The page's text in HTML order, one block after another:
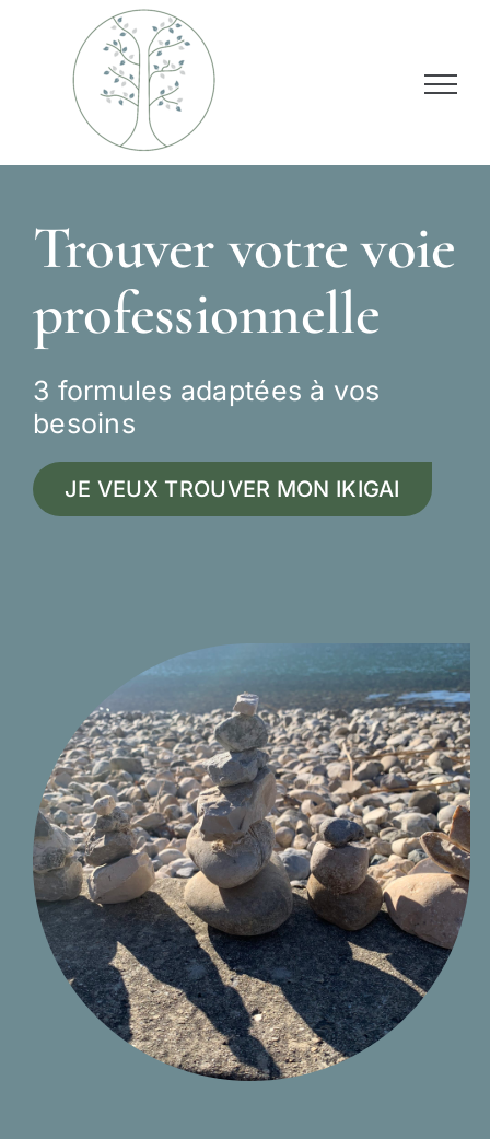
contenu
Trouver votre voie
professionnelle
3 formules adaptées à vos
besoins
JE VEUX TROUVER MON IKIGAI